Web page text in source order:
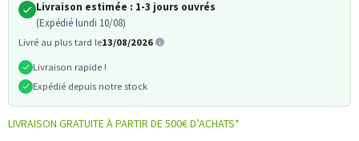
Livraison estimée : 1-3 jours ouvrés
(Expédié lundi 10/08)
Livré au plus tard le13/08/2026
Livraison rapide !
Expédié depuis notre stock
LIVRAISON GRATUITE À PARTIR DE 500€ D’ACHATS*